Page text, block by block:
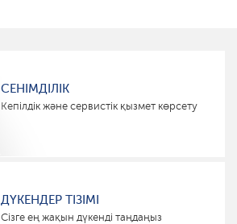
СЕНІМДІЛІК
Кепілдік және сервистік қызмет көрсету
ДҮКЕНДЕР ТІЗІМІ
Сізге ең жақын дүкенді таңдаңыз